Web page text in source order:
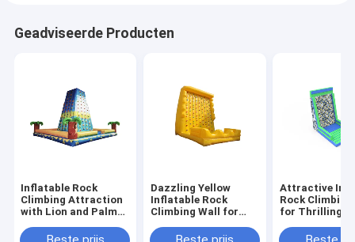
Geadviseerde Producten
Inflatable Rock
Climbing Attraction
with Lion and Palm
Children's Outdoor
Dazzling Yellow
Inflatable Rock
Climbing Wall for
Attractive
Rock Climbing
for Thrilling